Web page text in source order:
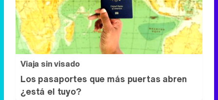
Viaja sin visado
Los pasaportes que más puertas abren
¿está el tuyo?